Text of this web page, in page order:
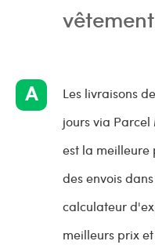
Les livraisons
jours via
est la meilleure
des envois
calculateur
meilleurs prix